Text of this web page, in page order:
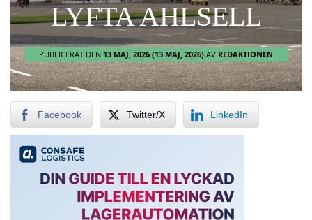
LYFTA AHLSELL
PUBLICERAT DEN 13 MAJ, 2026 (13 MAJ, 2026) AV REDAKTIONEN
Facebook Twitter/X LinkedIn